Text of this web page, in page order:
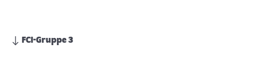
FCI-Gruppe 3